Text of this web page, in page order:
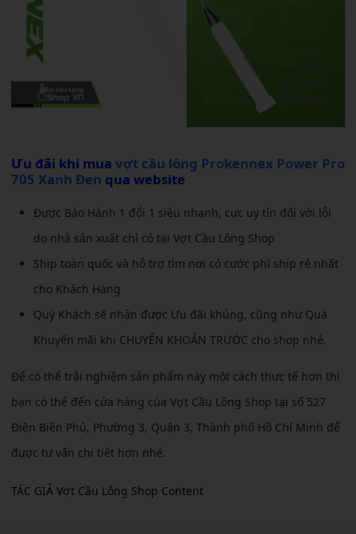
Ưu đãi khi mua vợt cầu lông Prokennex Power Pro
705 Xanh Đen qua website
Được Bảo Hành 1 đổi 1 siêu nhanh, cực uy tín đối với lỗi
do nhà sản xuất chỉ có tại Vợt Cầu Lông Shop
Ship toàn quốc và hỗ trợ tìm nơi có cước phí ship rẻ nhất
cho Khách Hàng
Quý Khách sẽ nhận được Ưu đãi khủng, cũng như Quà
Khuyến mãi khi CHUYỂN KHOẢN TRƯỚC cho shop nhé.
Để có thể trải nghiệm sản phẩm này một cách thực tế hơn thì
bạn có thể đến cửa hàng của Vợt Cầu Lông Shop tại số 527
Điện Biên Phủ, Phường 3, Quận 3, Thành phố Hồ Chí Minh để
được tư vấn chi tiết hơn nhé.
TÁC GIẢ Vợt Cầu Lông Shop Content